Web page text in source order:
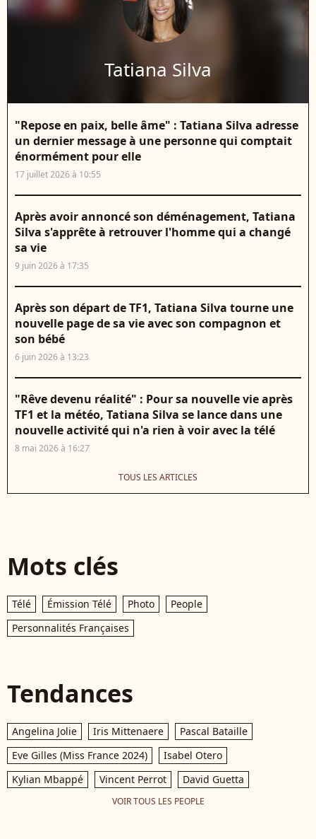
Tatiana Silva
"Repose en paix, belle âme" : Tatiana Silva adresse
un dernier message à une personne qui comptait
énormément pour elle
17 juillet 2026 à 10:55
Après avoir annoncé son déménagement, Tatiana
Silva s'apprête à retrouver l'homme qui a changé
sa vie
9 juin 2026 à 17:35
Après son départ de TF1, Tatiana Silva tourne une
nouvelle page de sa vie avec son compagnon et
son bébé
6 juin 2026 à 13:23
"Rêve devenu réalité" : Pour sa nouvelle vie après
TF1 et la météo, Tatiana Silva se lance dans une
nouvelle activité qui n'a rien à voir avec la télé
8 mai 2026 à 16:27
TOUS LES ARTICLES
Mots clés
Télé Émission Télé Photo
People
Personnalités Françaises
Tendances
Angelina Jolie Iris Mittenaere
Pascal Bataille
Eve Gilles (Miss France 2024)
Isabel Otero
Kylian Mbappé
Vincent Perrot David Guetta
VOIR TOUS LES PEOPLE